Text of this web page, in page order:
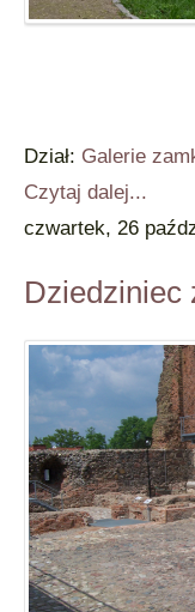
Dział: Galerie
Czytaj dalej...
czwartek, 26
Dziedziniec